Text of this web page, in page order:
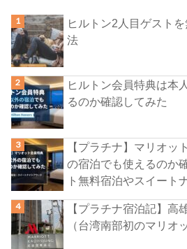
ヒルトン2人目ゲスト
法
ヒルトン会員特典は本
るのか確認してみた
【プラチナ】マリオッ
の宿泊でも使えるのか
ト無料宿泊やスイート
【プラチナ宿泊記】高
（台湾南部初のマリオ